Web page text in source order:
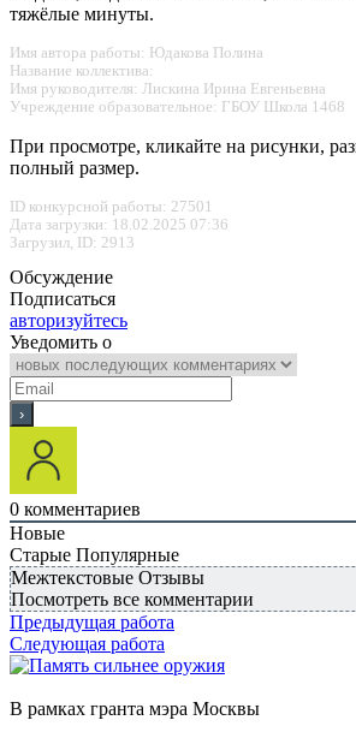
тяжёлые минуты.
Имя автора работы: Юдакова Полина
Название коллектива:
Имя руководителя: Лискина Ирина Евгеньевна
Учреждение образовательное: ГБОУ Школа 1468
При просмотре, кликайте на рисунки,
полный размер.
ID конкурсной работы: 27501
Дата загрузки: 18.02.2025 07:36
Загрузил, ID: 2913
Обсуждение
Подписаться
авторизуйтесь
Уведомить о
0 комментариев
Новые
Старые Популярные
Межтекстовые Отзывы
Посмотреть все комментарии
Предыдущая работа
Следующая работа
В рамках гранта мэра Москвы